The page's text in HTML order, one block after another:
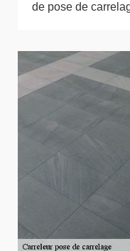
de pose de